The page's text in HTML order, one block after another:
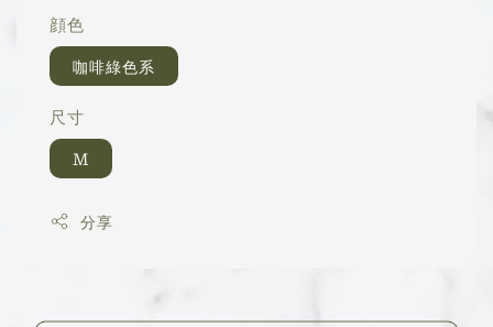
顔色
咖啡綠色系
尺寸
M
分享